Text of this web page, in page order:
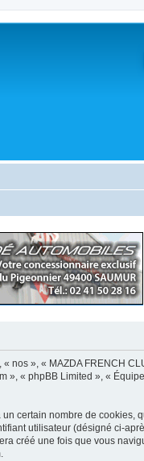
nos », « MAZDA FRENCH
», « phpBB Limited », «
certain nombre de cookies,
utilisateur (désigné ci-
créé une fois que vous